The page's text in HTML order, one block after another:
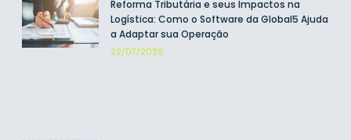
Reforma Tributária e seus Impactos na
Logística: Como o Software da Global5 Ajuda
a Adaptar sua Operação
22/07/2026